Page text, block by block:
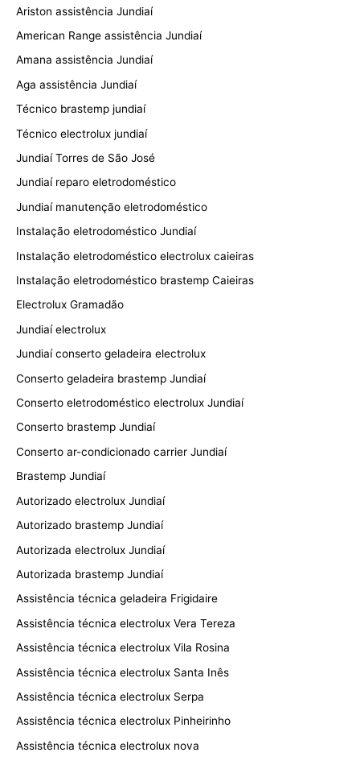
Ariston assistência Jundiaí
American Range assistência Jundiaí
Amana assistência Jundiaí
Aga assistência Jundiaí
Técnico brastemp jundiaí
Técnico electrolux jundiaí
Jundiaí Torres de São José
Jundiaí reparo eletrodoméstico
Jundiaí manutenção eletrodoméstico
Instalação eletrodoméstico Jundiaí
Instalação eletrodoméstico electrolux caieiras
Instalação eletrodoméstico brastemp Caieiras
Electrolux Gramadão
Jundiaí electrolux
Jundiaí conserto geladeira electrolux
Conserto geladeira brastemp Jundiaí
Conserto eletrodoméstico electrolux Jundiaí
Conserto brastemp Jundiaí
Conserto ar-condicionado carrier Jundiaí
Brastemp Jundiaí
Autorizado electrolux Jundiaí
Autorizado brastemp Jundiaí
Autorizada electrolux Jundiaí
Autorizada brastemp Jundiaí
Assistência técnica geladeira Frigidaire
Assistência técnica electrolux Vera Tereza
Assistência técnica electrolux Vila Rosina
Assistência técnica electrolux Santa Inês
Assistência técnica electrolux Serpa
Assistência técnica electrolux Pinheirinho
Assistência técnica electrolux nova